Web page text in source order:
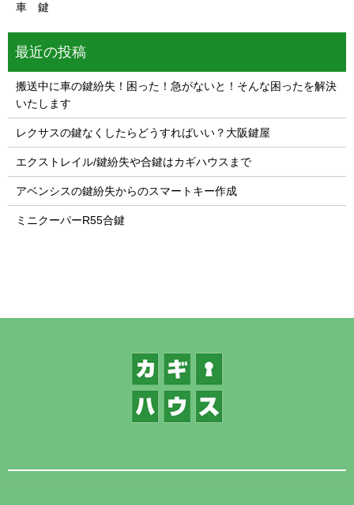
車 鍵
最近の投稿
搬送中に車の鍵紛失！困った！急がないと！そんな困ったを解決
いたします
レクサスの鍵なくしたらどうすればいい？大阪鍵屋
エクストレイル/鍵紛失や合鍵はカギハウスまで
アベンシスの鍵紛失からのスマートキー作成
ミニクーパーR55合鍵